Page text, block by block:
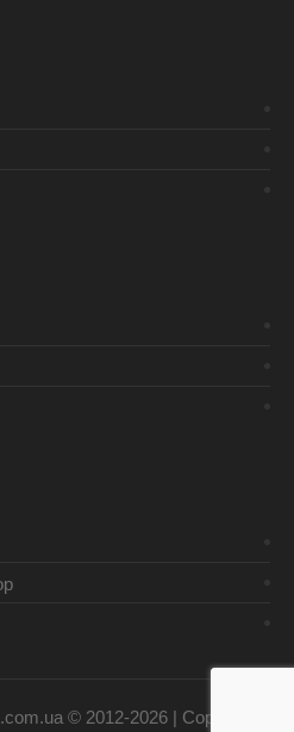
© 2012-2026 | Copyright